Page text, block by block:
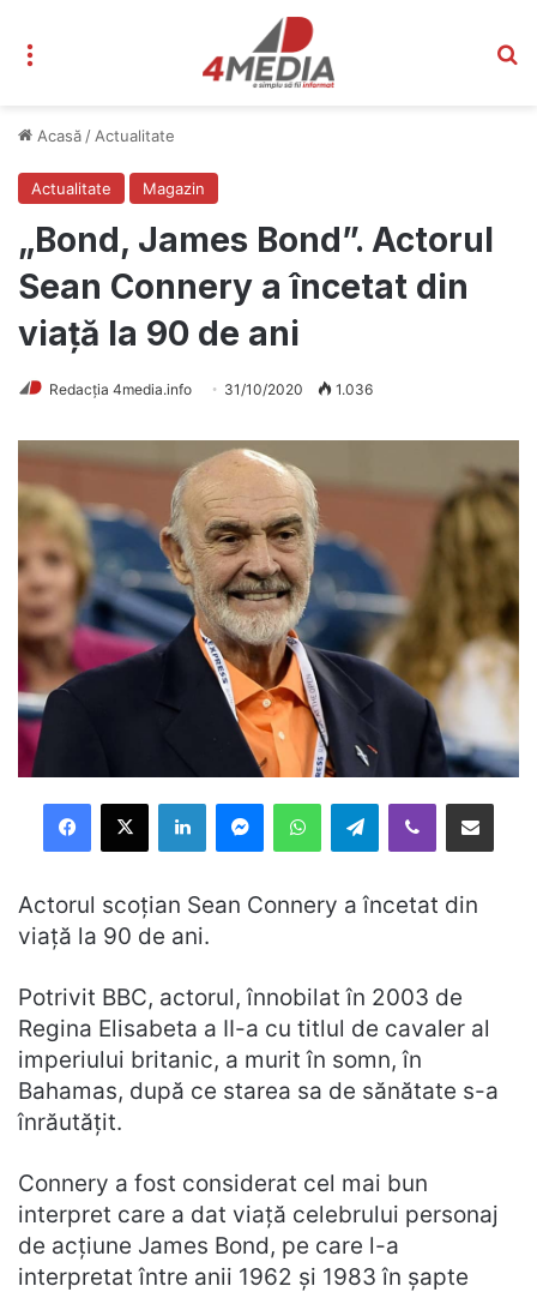
Acasă / Actualitate
Actualitate Magazin
„Bond, James Bond”. Actorul
Sean Connery a încetat din
viață la 90 de ani
Redacția 4media.info 31/10/2020 1.036
Facebook
X LinkedInMessengerWhatsAppTelegramViber Distribuie prin mail
Actorul scoțian Sean Connery a încetat din
viață la 90 de ani.
Potrivit BBC, actorul, înnobilat în 2003 de
Regina Elisabeta a II-a cu titlul de cavaler al
imperiului britanic, a murit în somn, în
Bahamas, după ce starea sa de sănătate s-a
înrăutățit.
Connery a fost considerat cel mai bun
interpret care a dat viață celebrului personaj
de acțiune James Bond, pe care l-a
interpretat între anii 1962 și 1983 în șapte